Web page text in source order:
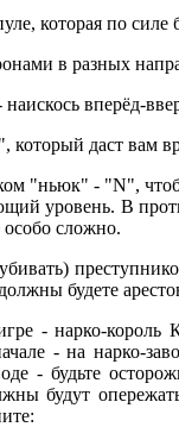
которая по
в разных
вперёд-
даст вам
"ньюк" - "N",
уровень. В
особо сложно.
будете
- нарко-король
- на нарко-
- будьте
будут